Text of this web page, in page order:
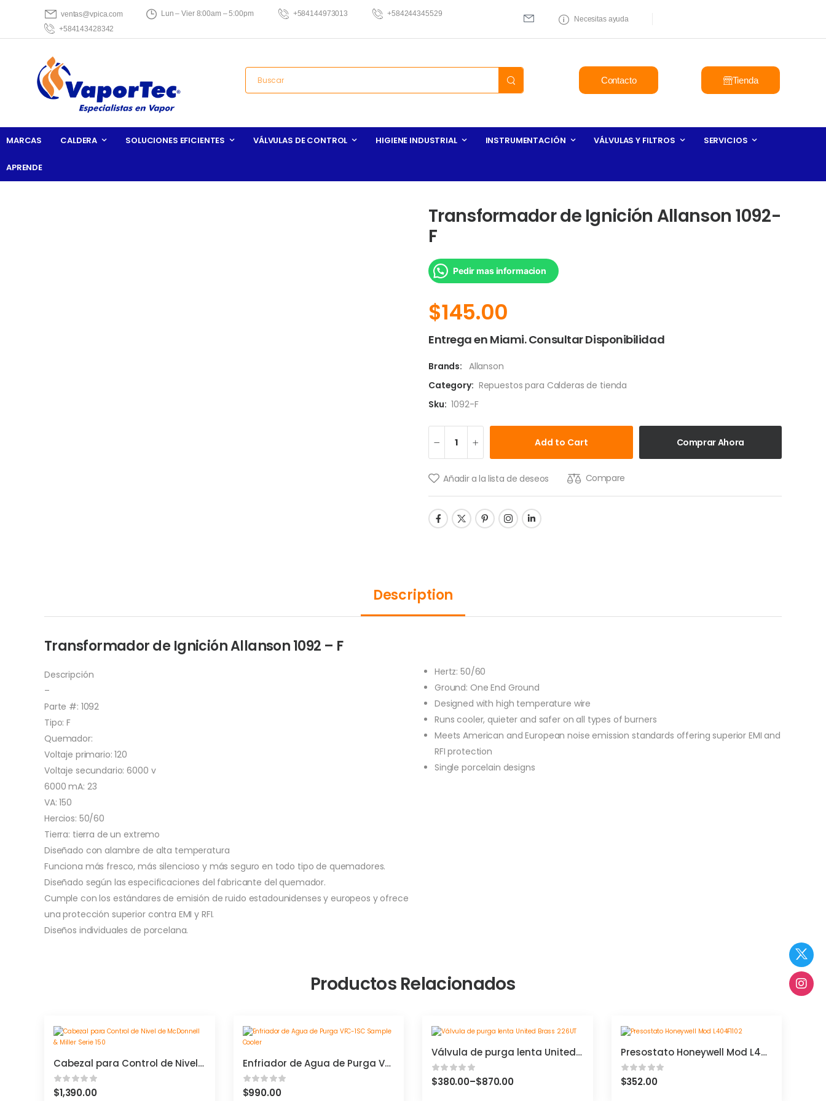
ventas@vpica.com Lun – Vier 8:00am – 5:00pm +584144973013
+584244345529
+584143428342
Necesitas ayuda
Contacto Tienda
MARCAS CALDERA SOLUCIONES EFICIENTES VÁLVULAS DE CONTROL HIGIENE INDUSTRIAL INSTRUMENTACIÓN VÁLVULAS Y FILTROS SERVICIOS
APRENDE
Transformador de Ignición Allanson 1092-
F
Pedir mas informacion
$145.00
Entrega en Miami. Consultar Disponibilidad
Brands: Allanson
Category: Repuestos para Calderas de tienda
Sku: 1092-F
Add to Cart Comprar Ahora
Añadir a la lista de deseos Compare
Description
Transformador de Ignición Allanson 1092 – F
Descripción
–
Parte #: 1092
Tipo: F
Quemador:
Voltaje primario: 120
Voltaje secundario: 6000 v
6000 mA: 23
VA: 150
Hercios: 50/60
Tierra: tierra de un extremo
Diseñado con alambre de alta temperatura
Funciona más fresco, más silencioso y más seguro en todo tipo de quemadores.
Diseñado según las especificaciones del fabricante del quemador.
Cumple con los estándares de emisión de ruido estadounidenses y europeos y ofrece
una protección superior contra EMI y RFI.
Diseños individuales de porcelana.
Hertz: 50/60
Ground: One End Ground
Designed with high temperature wire
Runs cooler, quieter and safer on all types of burners
Meets American and European noise emission standards offering superior EMI and
RFI protection
Single porcelain designs
Productos Relacionados
Cabezal para Control de Nivel de McDonnell & Miller Serie 150
$1,390.00
Enfriador de Agua de Purga VFC-1SC Sample Cooler
$990.00
Válvula de purga lenta United Brass 226UT
$380.00–$870.00
Presostato Honeywell Mod L404F1102
$352.00